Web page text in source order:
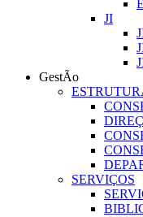
JI
GestÃo
SERVIÇOS